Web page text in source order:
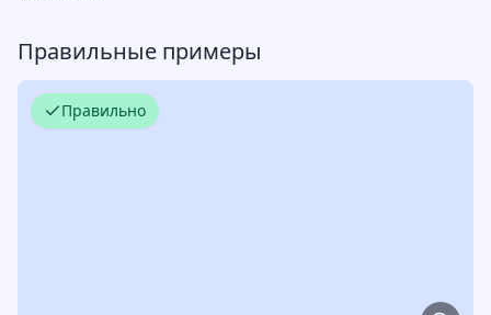
Правильные примеры
Правильно